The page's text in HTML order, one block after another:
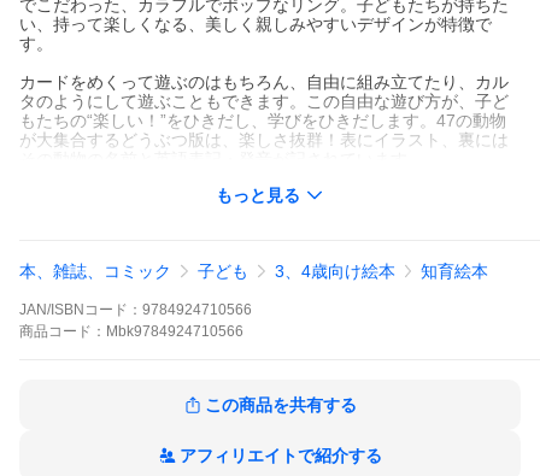
でこだわった、カラフルでポップなリング。子どもたちが持ちた
い、持って楽しくなる、美しく親しみやすいデザインが特徴で
す。
カードをめくって遊ぶのはもちろん、自由に組み立てたり、カル
タのようにして遊ぶこともできます。この自由な遊び方が、子ど
もたちの“楽しい！”をひきだし、学びをひきだします。47の動物
が大集合するどうぶつ版は、楽しさ抜群！表にイラスト、裏には
もっと見る
本、雑誌、コミック 子ども 3、4歳向け絵本 知育絵本
JAN/ISBNコード： 9784924710566
商品 コード： Mbk9784924710566
この商品を共有する
アフィリエイトで紹介する